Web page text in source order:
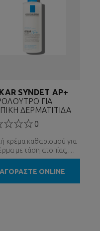
SYNDET AP+
ΓΙΑ
ΔΕΡΜΑΤΙΤΙΔΑ
0
κρέμα καθαρισμού για
με τάση ατοπίας,
άρωμα
ΑΓΟΡΑΣΤΕ ONLINE